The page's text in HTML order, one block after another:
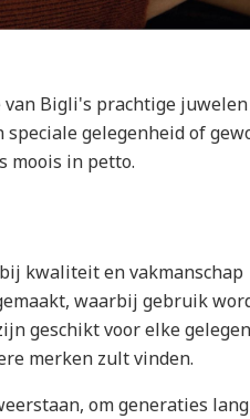
Bigli's prachtige
gelegenheid of
moois in petto.
kwaliteit en vakmanschap
waarbij gebruik
geschikt voor elke
merken zult vinden.
om generaties lang